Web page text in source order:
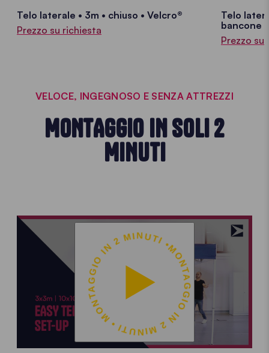
Telo laterale • 3m • chiuso • Velcro®
Prezzo su richiesta
Telo
bancone
Prezzo su
VELOCE, INGEGNOSO E SENZA ATTREZZI
MONTAGGIO IN SOLI 2
MINUTI
MONTAGGIO IN 2 MINUTI • MONTAGGIO IN 2 MINUTI •